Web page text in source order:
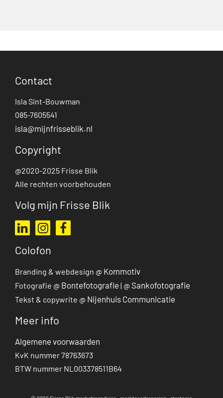
Contact
Isla Sint-Bouwman
085-7605541
isla@mijnfrisseblik.nl
Copyright
@2020-2025 Frisse Blik
Alle rechten voorbehouden
Volg mijn Frisse Blik
Ga naar mijn LinkedIn profiel
Ga naar mijn Instagram profiel
Colofon
Branding & webdesign @ Kommotiv
Fotografie @ Bontefotografie | @ Sankofotografie
Tekst & copywrite @ Nijenhuis Communicatie
Meer info
Algemene voorwaarden
KvK nummer 78763673
BTW nummer NL003378511B64